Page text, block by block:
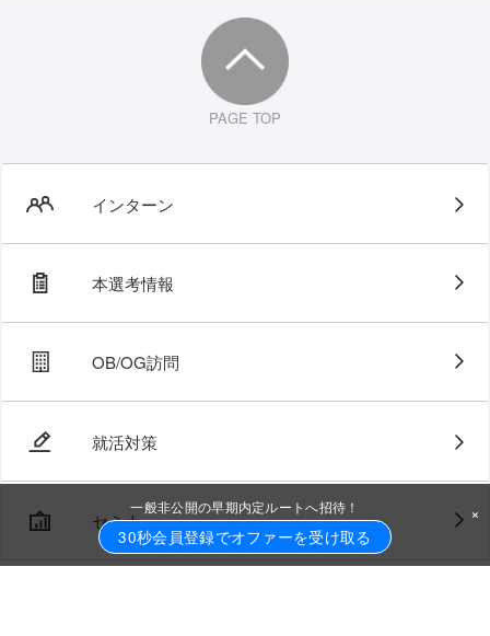
PAGE TOP
インターン
本選考情報
OB/OG訪問
就活対策
セミナー
一般非公開の早期内定ルートへ招待！
30秒会員登録でオファーを受け取る
×